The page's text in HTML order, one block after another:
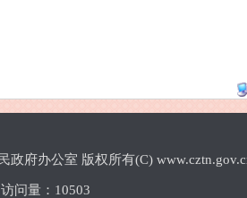
政府办公室 版权所有(C)
问量： 10503